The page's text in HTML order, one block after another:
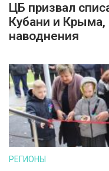
ЦБ призвал
Кубани и
наводнения
РЕГИОНЫ